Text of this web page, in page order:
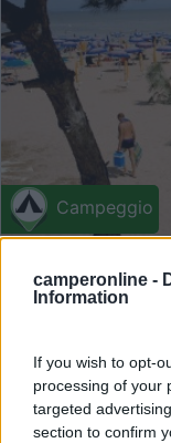
camperonline -
Information
If you wish to opt-
processing of your
targeted
section to confirm
Campeggio